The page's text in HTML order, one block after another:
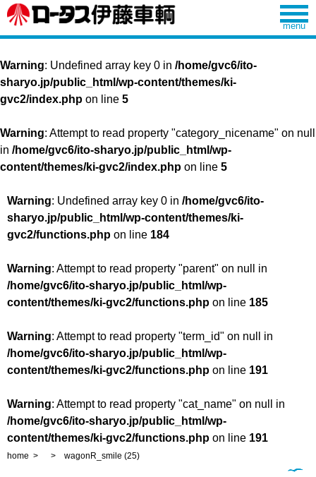
Warning: Undefined array key 0 in /home/gvc6/ito-
sharyo.jp/public_html/wp-content/themes/ki-
gvc2/index.php on line 5
Warning: Attempt to read property "category_nicename" on null
in /home/gvc6/ito-sharyo.jp/public_html/wp-
content/themes/ki-gvc2/index.php on line 5
Warning: Undefined array key 0 in /home/gvc6/ito-
sharyo.jp/public_html/wp-content/themes/ki-
gvc2/functions.php on line 184
Warning: Attempt to read property "parent" on null in
/home/gvc6/ito-sharyo.jp/public_html/wp-
content/themes/ki-gvc2/functions.php on line 185
Warning: Attempt to read property "term_id" on null in
/home/gvc6/ito-sharyo.jp/public_html/wp-
content/themes/ki-gvc2/functions.php on line 191
Warning: Attempt to read property "cat_name" on null in
/home/gvc6/ito-sharyo.jp/public_html/wp-
content/themes/ki-gvc2/functions.php on line 191
home wagonR_smile (25)